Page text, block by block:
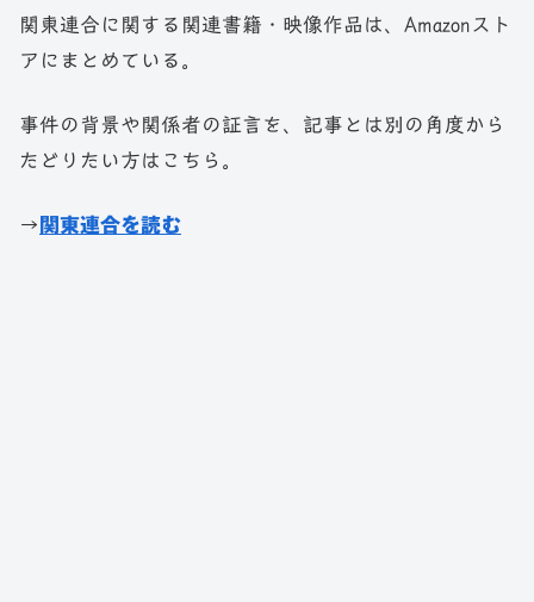
関東連合に関する関連書籍・映像作品は、Amazonスト
アにまとめている。
事件の背景や関係者の証言を、記事とは別の角度から
たどりたい方はこちら。
→ 関東連合を読む